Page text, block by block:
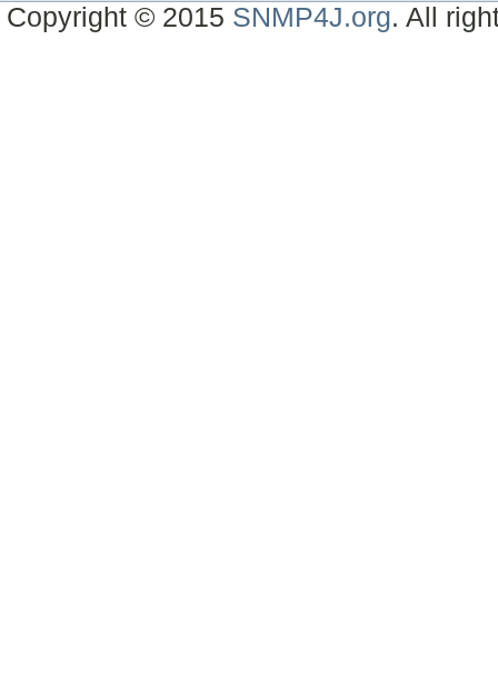
Copyright © 2015 SNMP4J.org. All